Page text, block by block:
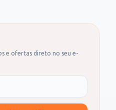
e ofertas direto no seu e-